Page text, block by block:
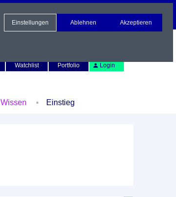
Watchlist Portfolio Login
Wissen Einstieg
Einstellungen Ablehnen Akzeptieren